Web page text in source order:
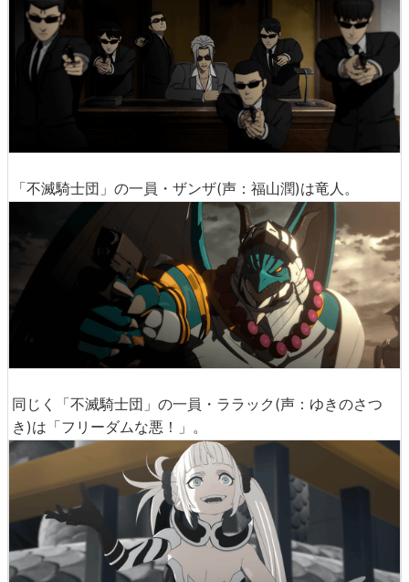
「不滅騎士団」の一員・ザンザ(声：福山潤)は竜人。
同じく「不滅騎士団」の一員・ララック(声：ゆきのさつ
き)は「フリーダムな悪！」。